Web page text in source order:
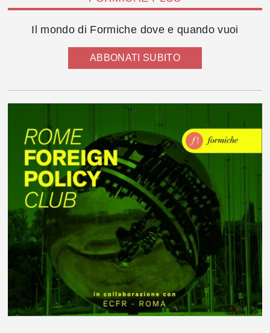
Il mondo di Formiche dove e quando vuoi
ABBONATI SUBITO